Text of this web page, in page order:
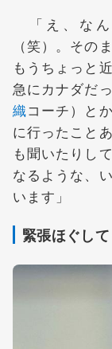
「え、なん
（笑）。その
もうちょっと
急にカナダだ
織コーチ）と
に行ったこと
も聞いたりし
なるような、
います」
緊張ほぐし